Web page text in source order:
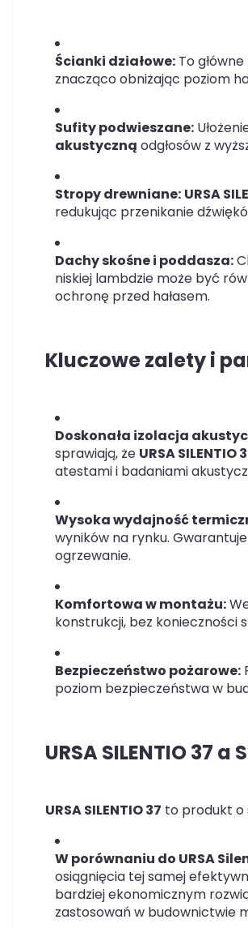
Ścianki działowe: To
znacząco obniżając poziom
Sufity podwieszane:
akustyczną odgłosów z
Stropy drewniane: URSA
redukując przenikanie
Dachy skośne i poddasza:
niskiej lambdzie może być
ochronę przed hałasem.
Kluczowe zalety i
Doskonała izolacja
sprawiają, że URSA SILENTIO
atestami i badaniami
Wysoka wydajność
wyników na rynku.
ogrzewanie.
Komfortowa w montażu:
konstrukcji, bez
Bezpieczeństwo pożarowe:
poziom bezpieczeństwa w
URSA SILENTIO 37
URSA SILENTIO 37 to produkt o
W porównaniu do URSA
osiągnięcia tej samej
bardziej ekonomicznym
zastosowań w budownictwie